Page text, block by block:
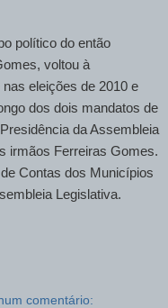
político do então
voltou à
eleições de 2010 e
dos dois mandatos de
da Assembleia
irmãos Ferreiras Gomes.
Contas dos Municípios
Legislativa.
comentário: